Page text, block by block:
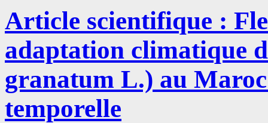
Article scientifique :
adaptation climatique
granatum L.) au
temporelle